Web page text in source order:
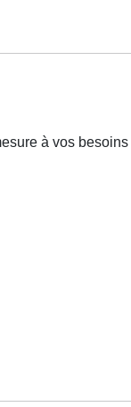
à vos besoins